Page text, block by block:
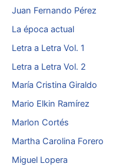
Juan Fernando Pérez
La época actual
Letra a Letra Vol. 1
Letra a Letra Vol. 2
María Cristina Giraldo
Mario Elkin Ramírez
Marlon Cortés
Martha Carolina Forero
Miguel Lopera